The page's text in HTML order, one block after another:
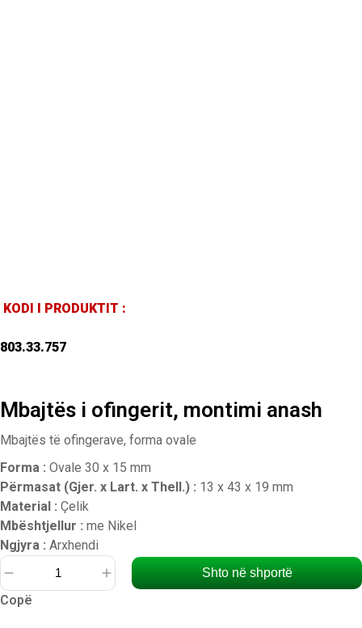
KODI I PRODUKTIT :
803.33.757
Mbajtës i ofingerit, montimi anash
Mbajtës të ofingerave, forma ovale
Forma : Ovale 30 x 15 mm
Përmasat (Gjer. x Lart. x Thell.) : 13 x 43 x 19 mm
Material : Çelik
Mbështjellur : me Nikel
Ngjyra : Arxhendi
Mbajtës
Shto në shportë
Copë